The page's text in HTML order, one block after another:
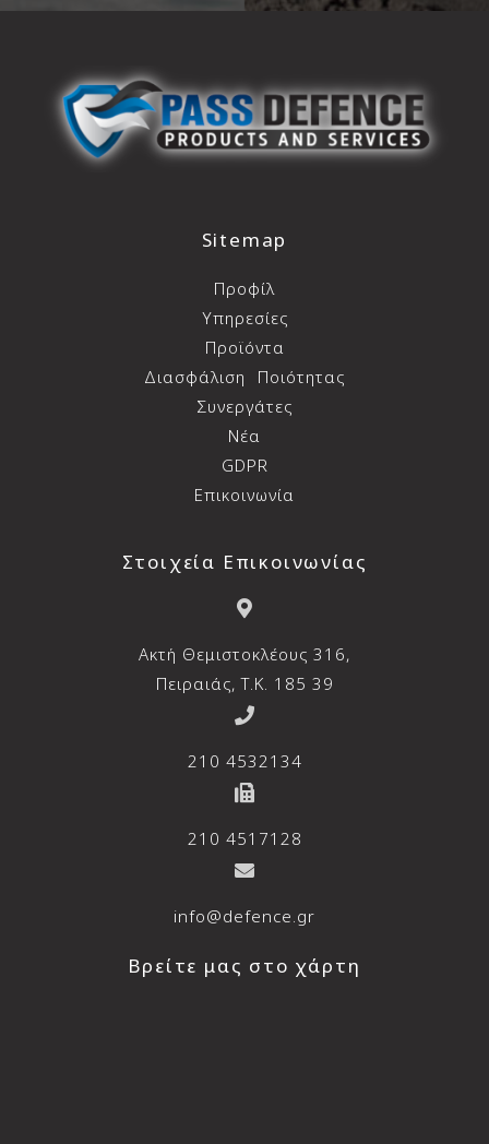
Sitemap
Προφίλ
Υπηρεσίες
Προϊόντα
Διασφάλιση
Ποιότητας
Συνεργάτες
Νέα
GDPR
Επικοινωνία
Στοιχεία Επικοινωνίας
Aκτή Θεμιστοκλέους 316,
Πειραιάς, T.K. 185 39
210 4532134
210 4517128
info@defence.gr
Βρείτε μας στο χάρτη